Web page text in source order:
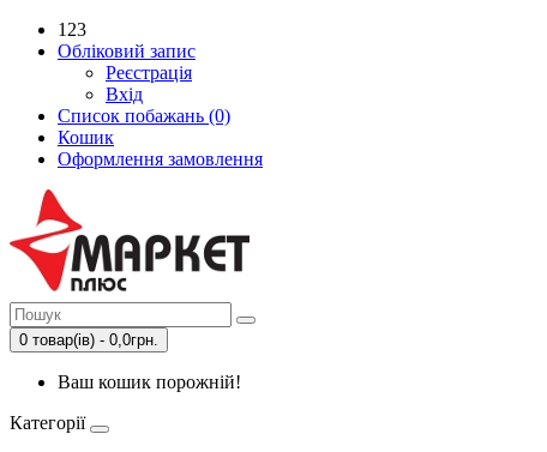
123
Обліковий запис
Реєстрація
Вхід
Список побажань (0)
Кошик
Оформлення замовлення
0 товар(ів) - 0,0грн.
Ваш кошик порожній!
Категорії